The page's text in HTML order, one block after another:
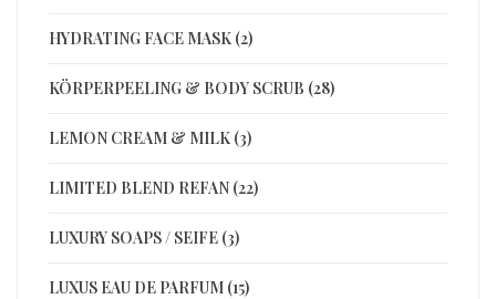
HYDRATING FACE MASK (2)
KÖRPERPEELING & BODY SCRUB (28)
LEMON CREAM & MILK (3)
LIMITED BLEND REFAN (22)
LUXURY SOAPS / SEIFE (3)
LUXUS EAU DE PARFUM (15)